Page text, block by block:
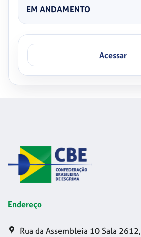
EM ANDAMENTO
Acessar
Endereço
Rua da Assembleia 10 Sala